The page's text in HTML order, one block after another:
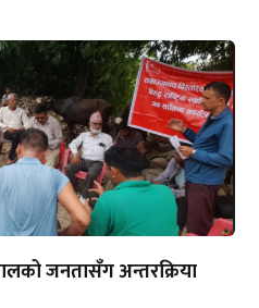
जनतासँग अन्तरक्रिया